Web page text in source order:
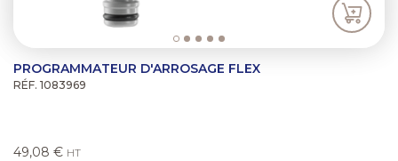
PROGRAMMATEUR D'ARROSAGE FLEX
RÉF. 1083969
49,08 € HT